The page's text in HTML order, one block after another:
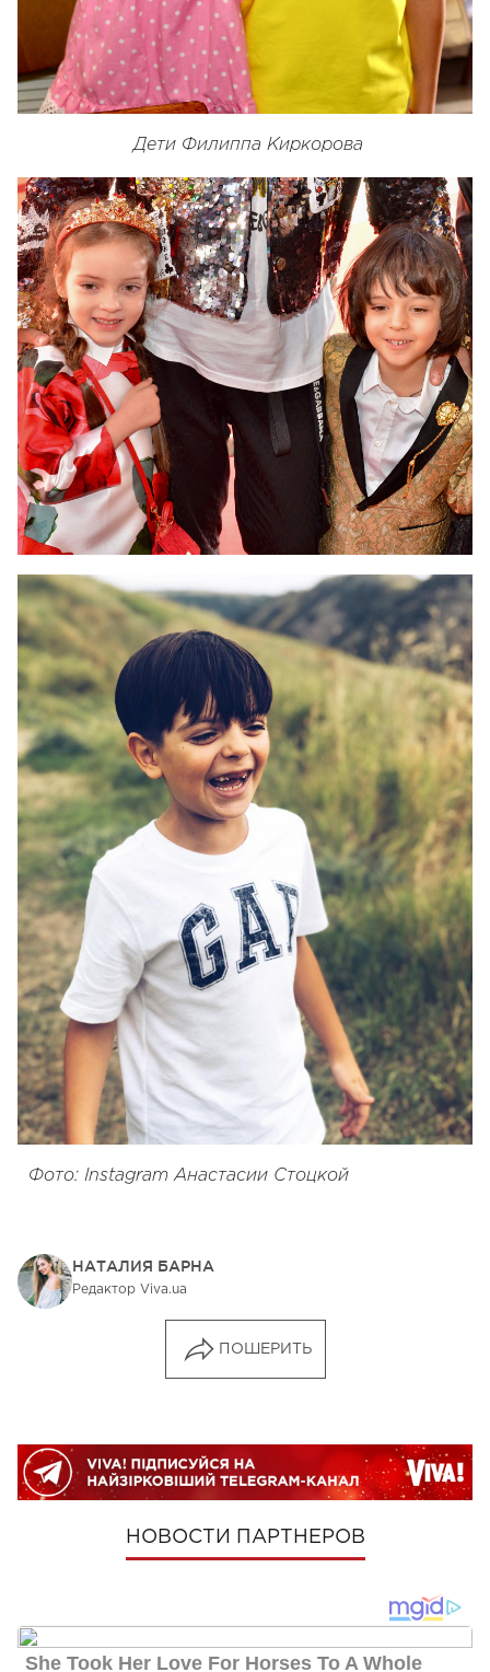
Дети Филиппа Киркорова
Фото: Instagram Анастасии Стоцкой
НАТАЛИЯ БАРНА
Редактор Viva.ua
ПОШЕРИТЬ
НОВОСТИ ПАРТНЕРОВ